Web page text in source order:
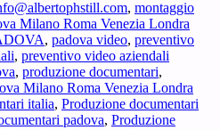
, montaggio
Milano Roma Venezia Londra
, padova video, preventivo
, preventivo video aziendali
, produzione documentari,
Milano Roma Venezia Londra
italia, Produzione documentari
padova, Produzione